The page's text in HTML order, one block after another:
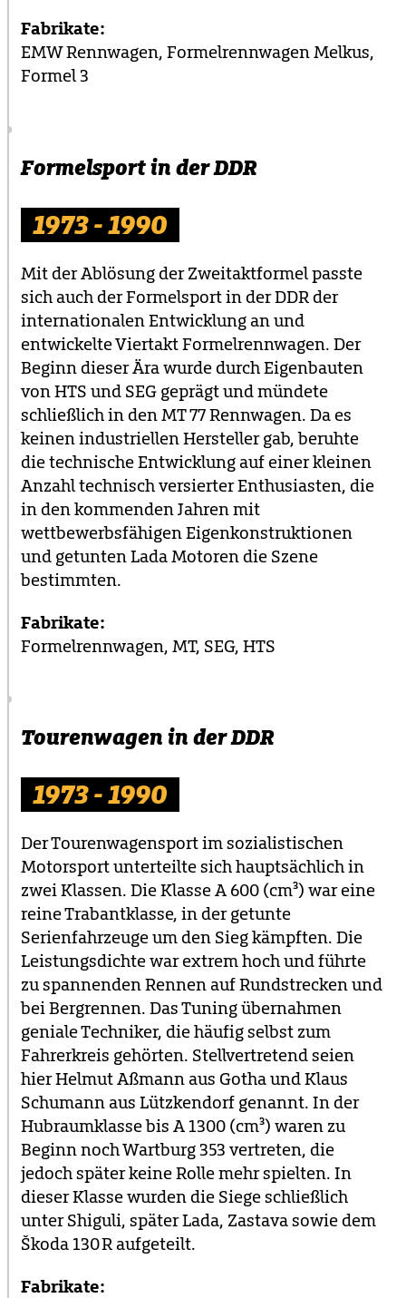
Fabrikate:
EMW Rennwagen, Formelrennwagen Melkus,
Formel 3
Formelsport in der DDR
1973 - 1990
Mit der Ablösung der Zweitaktformel passte
sich auch der Formelsport in der DDR der
internationalen Entwicklung an und
entwickelte Viertakt Formelrennwagen. Der
Beginn dieser Ära wurde durch Eigenbauten
von HTS und SEG geprägt und mündete
schließlich in den MT 77 Rennwagen. Da es
keinen industriellen Hersteller gab, beruhte
die technische Entwicklung auf einer kleinen
Anzahl technisch versierter Enthusiasten, die
in den kommenden Jahren mit
wettbewerbsfähigen Eigenkonstruktionen
und getunten Lada Motoren die Szene
bestimmten.
Fabrikate:
Formelrennwagen, MT, SEG, HTS
Tourenwagen in der DDR
1973 - 1990
Der Tourenwagensport im sozialistischen
Motorsport unterteilte sich hauptsächlich in
zwei Klassen. Die Klasse A 600 (cm³) war eine
reine Trabantklasse, in der getunte
Serienfahrzeuge um den Sieg kämpften. Die
Leistungsdichte war extrem hoch und führte
zu spannenden Rennen auf Rundstrecken und
bei Bergrennen. Das Tuning übernahmen
geniale Techniker, die häufig selbst zum
Fahrerkreis gehörten. Stellvertretend seien
hier Helmut Aßmann aus Gotha und Klaus
Schumann aus Lützkendorf genannt. In der
Hubraumklasse bis A 1300 (cm³) waren zu
Beginn noch Wartburg 353 vertreten, die
jedoch später keine Rolle mehr spielten. In
dieser Klasse wurden die Siege schließlich
unter Shiguli, später Lada, Zastava sowie dem
Škoda 130 R aufgeteilt.
Fabrikate: